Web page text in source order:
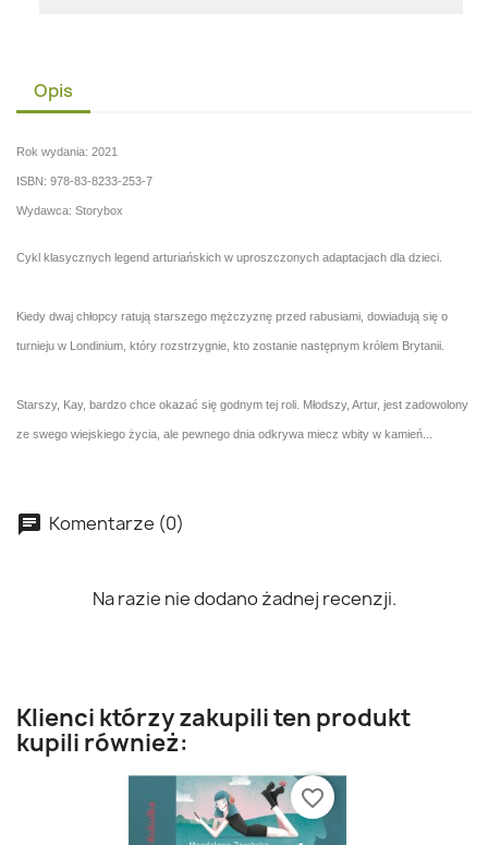
Opis
Rok wydania: 2021
ISBN: 978-83-8233-253-7
Wydawca: Storybox
Cykl klasycznych legend arturiańskich w uproszczonych adaptacjach dla dzieci.
Kiedy dwaj chłopcy ratują starszego mężczyznę przed rabusiami, dowiadują się o
turnieju w Londinium, który rozstrzygnie, kto zostanie następnym królem Brytanii.
Starszy, Kay, bardzo chce okazać się godnym tej roli. Młodszy, Artur, jest zadowolony
ze swego wiejskiego życia, ale pewnego dnia odkrywa miecz wbity w kamień...
Komentarze (0)
Na razie nie dodano żadnej recenzji.
Klienci którzy zakupili ten produkt
kupili również:
favorite_border